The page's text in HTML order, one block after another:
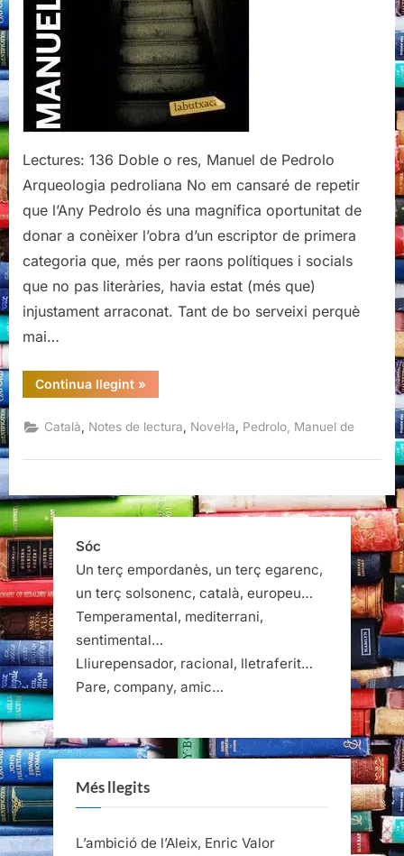
Lectures: 136 Doble o res, Manuel de Pedrolo
Arqueologia pedroliana No em cansaré de repetir
que l’Any Pedrolo és una magnífica oportunitat de
donar a conèixer l’obra d’un escriptor de primera
categoria que, més per raons polítiques i socials
que no pas literàries, havia estat (més que)
injustament arraconat. Tant de bo serveixi perquè
mai…
Continua llegint“Doble
o
Manuel
de
»
Català Notes de lectura Novel·la Pedrolo, Manuel de
Sóc
Un terç empordanès, un terç egarenc,
un terç solsonenc, català, europeu…
Temperamental, mediterrani,
sentimental…
Lliurepensador, racional, lletraferit…
Pare, company, amic…
Més llegits
L’ambició de l’Aleix, Enric Valor